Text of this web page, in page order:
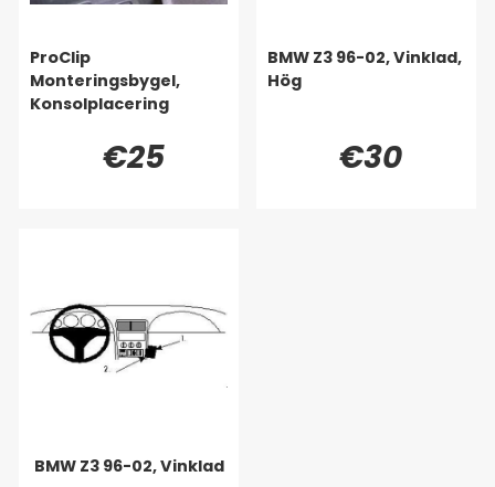
ProClip
Monteringsbygel,
Konsolplacering
€25
BMW Z3 96-02, Vinklad,
Hög
€30
BMW Z3 96-02, Vinklad